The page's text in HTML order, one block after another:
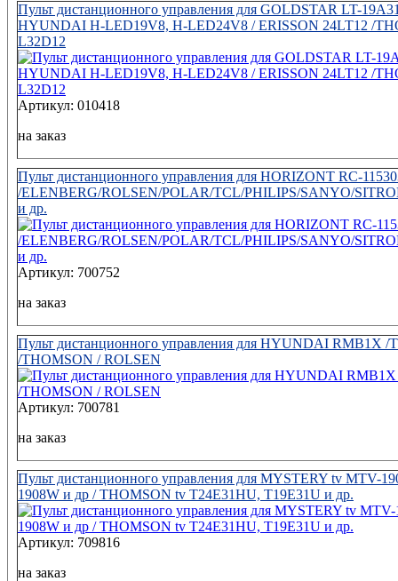
Пульт дистанционного управления для GOLDSTAR LT-
HYUNDAI H-LED19V8, H-LED24V8 / ERISSON 24LT12 /
L32D12
Артикул: 010418
на заказ
Пульт дистанционного управления для HORIZONT RC-
/ELENBERG/ROLSEN/POLAR/TCL/PHILIPS/SANYO/
и др.
Артикул: 700752
на заказ
Пульт дистанционного управления для HYUNDAI RMB1X /
/THOMSON / ROLSEN
Артикул: 700781
на заказ
Пульт дистанционного управления для MYSTERY tv MTV-
1908W и др / THOMSON tv T24E31HU, T19E31U и др.
Артикул: 709816
на заказ